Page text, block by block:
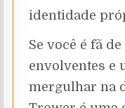
identidade
Se você é fã
envolventes e
mergulhar na